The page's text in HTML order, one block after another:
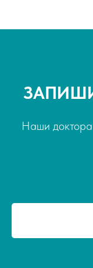
Наши доктора